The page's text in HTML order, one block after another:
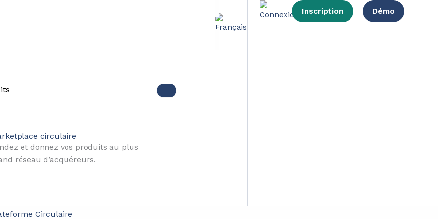
circulaire
et donnez vos produits au plus
réseau d’acquéreurs.
Circulaire
Inscription Démo
Abfallproduktion zu verringern, ist das Recycling zu einer großen Herausforderung für unsere
technologische Innovationen, um dieser Herausforderung zu begegnen und die Sortier-,